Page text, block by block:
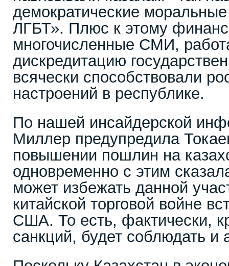
демократические
ЛГБТ». Плюс к этому
многочисленные СМИ,
дискредитацию
всячески способствовали
настроений в республике.
По нашей инсайдерской
Миллер предупредила
повышении пошлин на
одновременно с этим
может избежать данной
китайской торговой войне
США. То есть, фактически,
санкций, будет соблюдать и